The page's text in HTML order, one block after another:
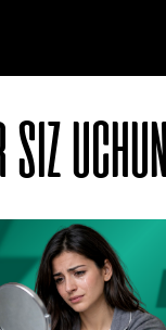
bilan
O'z kuchli
ilg'amay, doim
qilsangiz.